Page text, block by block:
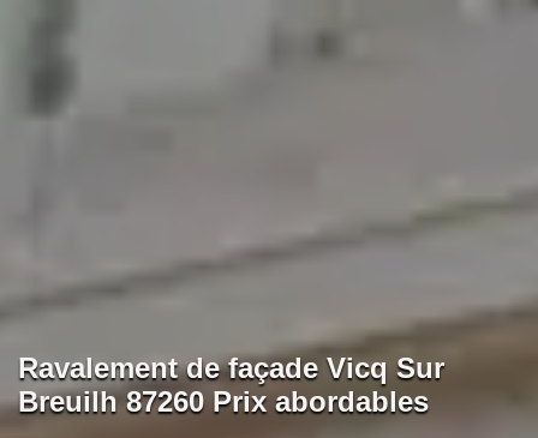
Ravalement de façade Vicq Sur
Breuilh 87260 Prix abordables